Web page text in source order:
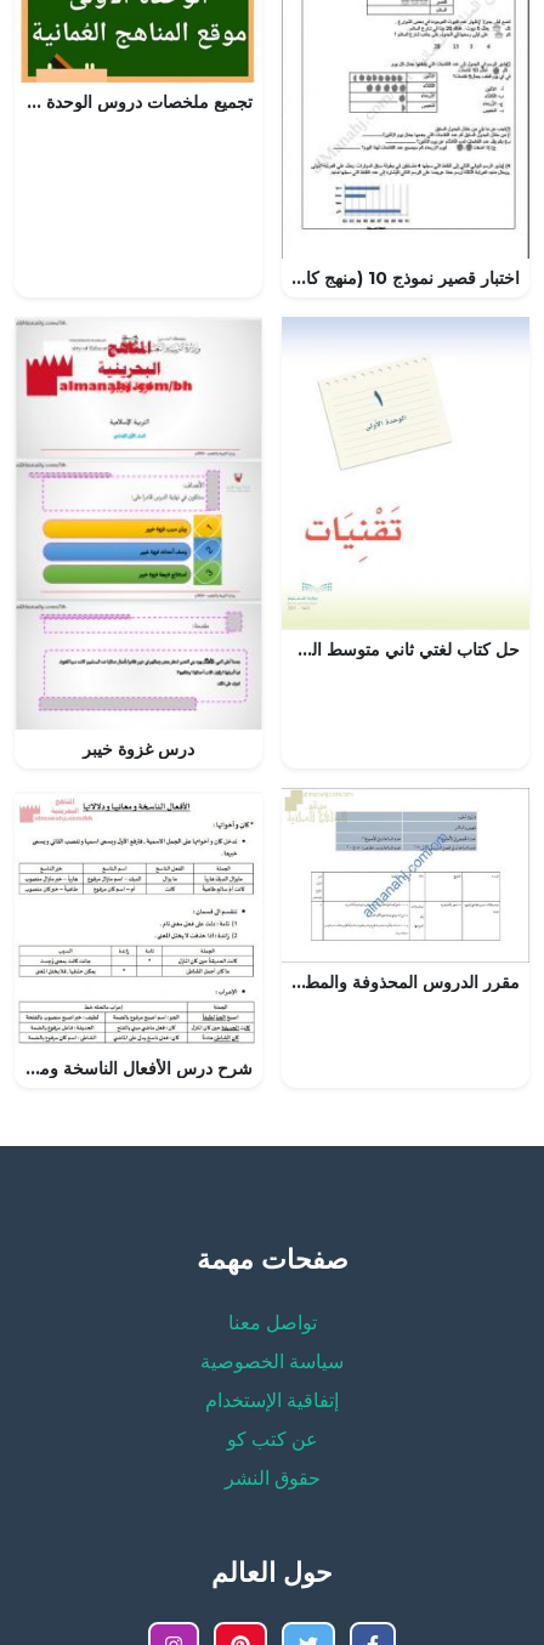
اختبار قصير نموذج 10 (منهج كامبردج) (رياضيات) الرابع
تجميع ملخصات دروس الوحدة الأولى (علوم) الثامن
حل كتاب لغتي ثاني متوسط الفصل الاول – المنهاج السعودي
درس غزوة خيبر
مقرر الدروس المحذوفة والمطلوبة حسب وثيقة المحتوى التدريسي في ظل جائحة الكورونا (أحياء) العاشر
شرح درس الأفعال الناسخة ومعانيها ودلالتها
صفحات مهمة
تواصل معنا
سياسة الخصوصية
إتفاقية الإستخدام
عن كتب كو
حقوق النشر
حول العالم